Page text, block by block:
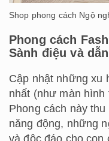
Shop phong cách Ngộ
Phong cách
Sành điệu và
Cập nhật những xu
nhất (như màn
Phong cách này
năng động, những
và độc đáo cho con